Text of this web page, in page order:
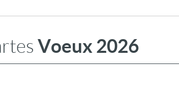
Voeux 2026